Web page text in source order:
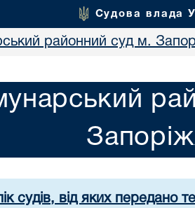
Судова влада
районний суд м.
судів, від яких передано